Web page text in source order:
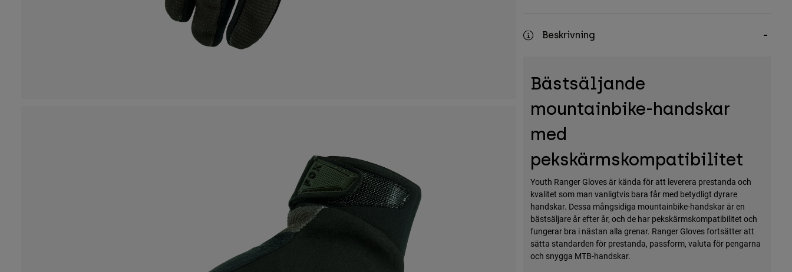
Beskrivning
Bästsäljande
mountainbike-handskar
med
pekskärmskompatibilitet
Youth Ranger Gloves är kända för att leverera prestanda och
kvalitet som man vanligtvis bara får med betydligt dyrare
handskar. Dessa mångsidiga mountainbike-handskar är en
bästsäljare år efter år, och de har pekskärmskompatibilitet och
fungerar bra i nästan alla grenar. Ranger Gloves fortsätter att
sätta standarden för prestanda, passform, valuta för pengarna
och snygga MTB-handskar.